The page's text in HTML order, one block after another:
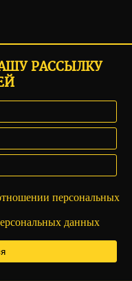
РАССЫЛКУ
персональных
данных